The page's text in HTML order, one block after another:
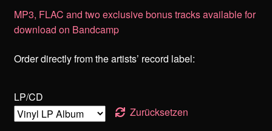
bis
28,00€
MP3, FLAC and two exclusive bonus tracks available for
download on Bandcamp
Order directly from the artists’ record label:
LP/CD
Zurücksetzen